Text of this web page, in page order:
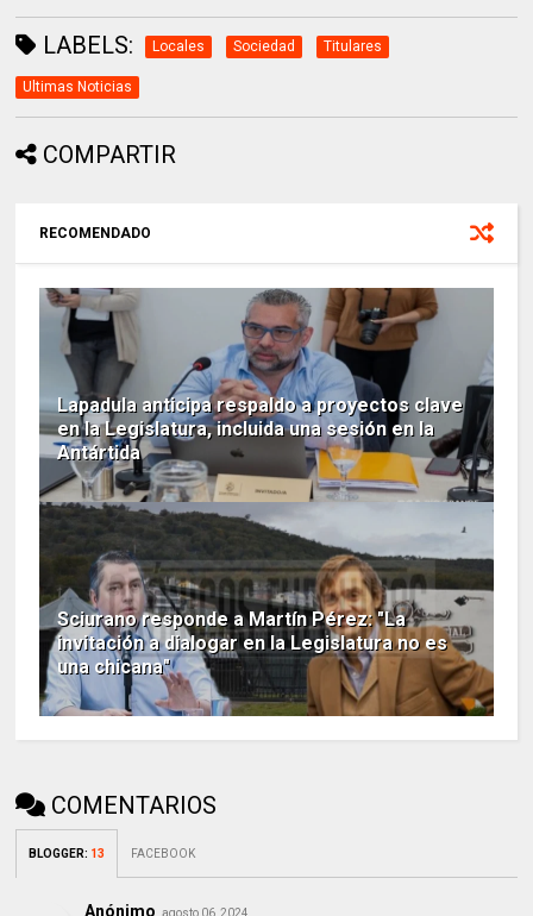
LABELS: Locales Sociedad Titulares
Ultimas Noticias
COMPARTIR
RECOMENDADO
Lapadula anticipa respaldo a proyectos clave
en la Legislatura, incluida una sesión en la
Antártida
Sciurano responde a Martín Pérez: "La
invitación a dialogar en la Legislatura no es
una chicana"
COMENTARIOS
BLOGGER: 13 FACEBOOK
Anónimo agosto 06, 2024